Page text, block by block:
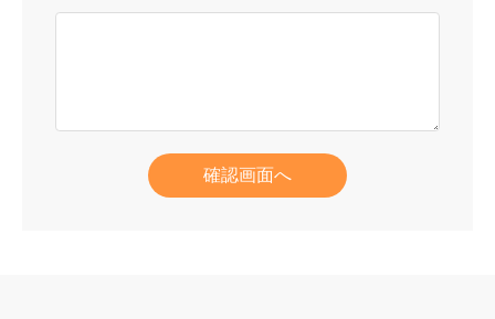
確認画面へ